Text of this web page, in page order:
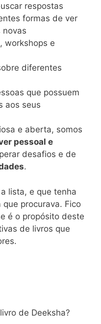
respostas
formas de ver
novas
workshops e
diferentes
que possuem
aos seus
e aberta, somos
pessoal e
desafios e de
.
lista, e que tenha
procurava. Fico
é o propósito deste
de livros que
de Deeksha?